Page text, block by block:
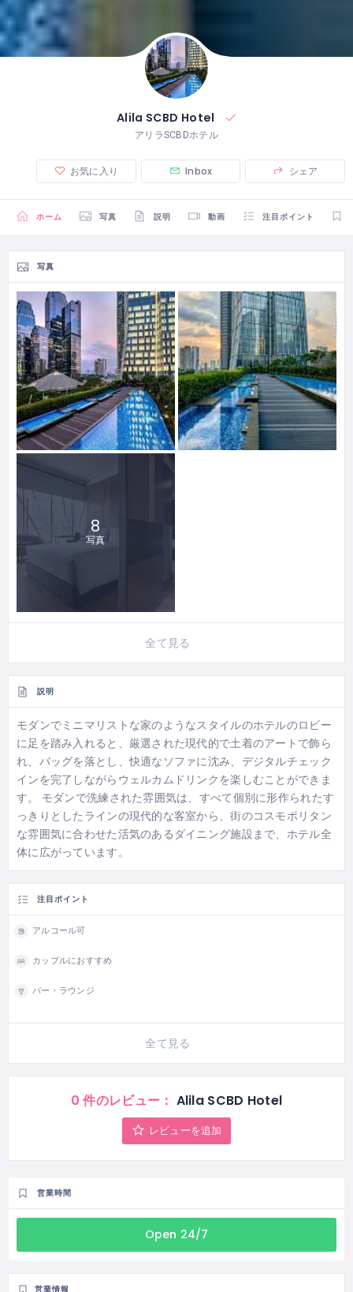
Alila SCBD Hotel
アリラSCBDホテル
お気に入り Inbox シェア
ホーム 写真 説明 動画 注目ポイント
写真
8
写真
全て見る
説明
モダンでミニマリストな家のようなスタイルのホテルのロビー
に足を踏み入れると、厳選された現代的で土着のアートで飾ら
れ、バッグを落とし、快適なソファに沈み、デジタルチェック
インを完了しながらウェルカムドリンクを楽しむことができま
す。 モダンで洗練された雰囲気は、すべて個別に形作られたす
っきりとしたラインの現代的な客室から、街のコスモポリタン
な雰囲気に合わせた活気のあるダイニング施設まで、ホテル全
体に広がっています。
注目ポイント
アルコール可
カップルにおすすめ
バー・ラウンジ
全て見る
0 件のレビュー： Alila SCBD Hotel
レビューを追加
営業時間
Open 24/7
営業情報